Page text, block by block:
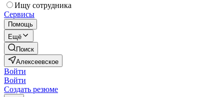
Ищу сотрудника
Сервисы
Помощь
Ещё
Поиск
Алексеевское
Войти
Войти
Создать резюме